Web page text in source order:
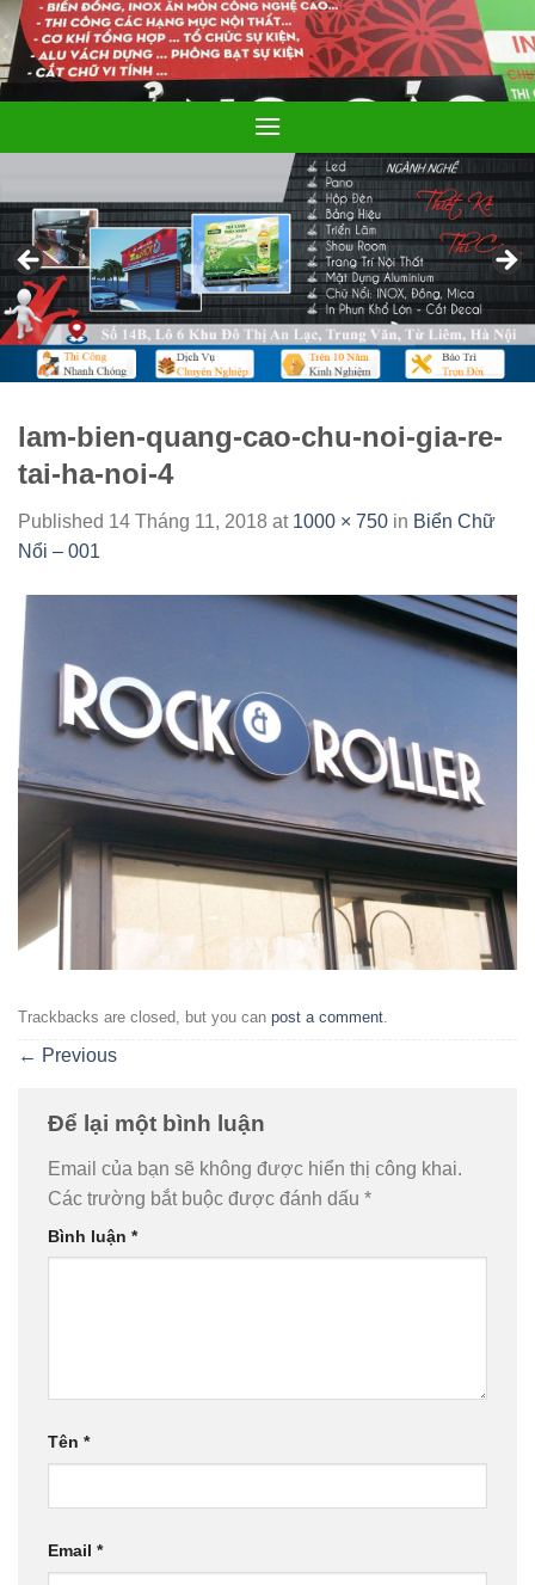
Skip
to
content
lam-bien-quang-cao-chu-noi-gia-re-
tai-ha-noi-4
Published 14 Tháng 11, 2018 at 1000 × 750 in Biển Chữ
Nổi – 001
Trackbacks are closed, but you can post a comment.
← Previous
Để lại một bình luận
Email của bạn sẽ không được hiển thị công khai.
Các trường bắt buộc được đánh dấu *
Bình luận *
Tên *
Email *